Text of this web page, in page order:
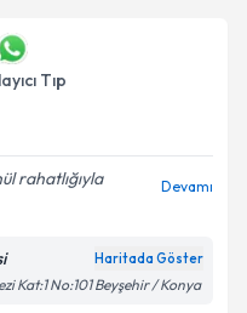
Tıp
rahatlığıyla
Devamı
Haritada Göster
Kat:1 No:101 Beyşehir / Konya